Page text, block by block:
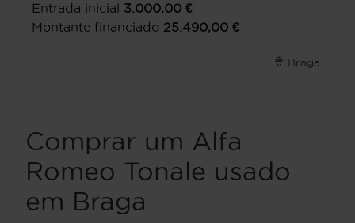
Entrada inicial 3.000,00 €
Montante financiado 25.490,00 €
Braga
Comprar um Alfa
Romeo Tonale usado
em Braga